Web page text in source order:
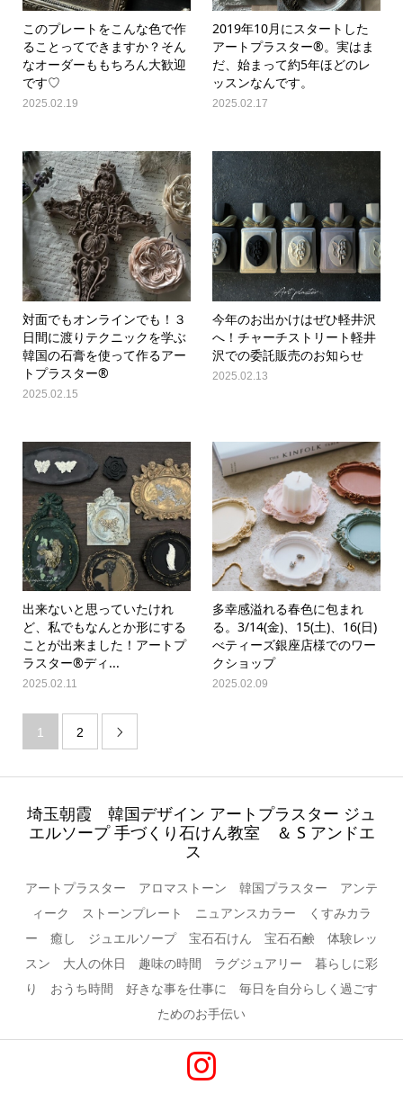
このプレートをこんな色で作
ることってできますか？そん
なオーダーももちろん大歓迎
です♡
2025.02.19
2019年10月にスタートした
アートプラスター®。実はま
だ、始まって約5年ほどのレ
ッスンなんです。
2025.02.17
対面でもオンラインでも！３
日間に渡りテクニックを学ぶ
韓国の石膏を使って作るアー
トプラスター®
2025.02.15
今年のお出かけはぜひ軽井沢
へ！チャーチストリート軽井
沢での委託販売のお知らせ
2025.02.13
出来ないと思っていたけれ
ど、私でもなんとか形にする
ことが出来ました！アートプ
ラスター®ディ...
2025.02.11
多幸感溢れる春色に包まれ
る。3/14(金)、15(土)、16(日)
べティーズ銀座店様でのワー
クショップ
2025.02.09
1 2 
埼玉朝霞 韓国デザイン アートプラスター ジュ
エルソープ 手づくり石けん教室 ＆ S アンドエ
ス
アートプラスター アロマストーン 韓国プラスター アンテ
ィーク ストーンプレート ニュアンスカラー くすみカラ
ー 癒し ジュエルソープ 宝石石けん 宝石石鹸 体験レッ
スン 大人の休日 趣味の時間 ラグジュアリー 暮らしに彩
り おうち時間 好きな事を仕事に 毎日を自分らしく過ごす
ためのお手伝い